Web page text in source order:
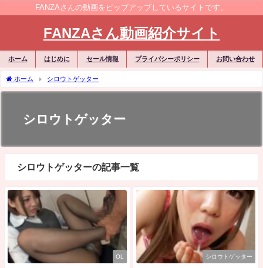
FANZAさんの動画をピップアップしているサイトです。
FANZAさん動画紹介サイト
ホーム はじめに セール情報 プライバシーポリシー お問い合わせ
ホーム シロウトゲッター
シロウトゲッター
シロウトゲッターの記事一覧
OL シロウトゲッター